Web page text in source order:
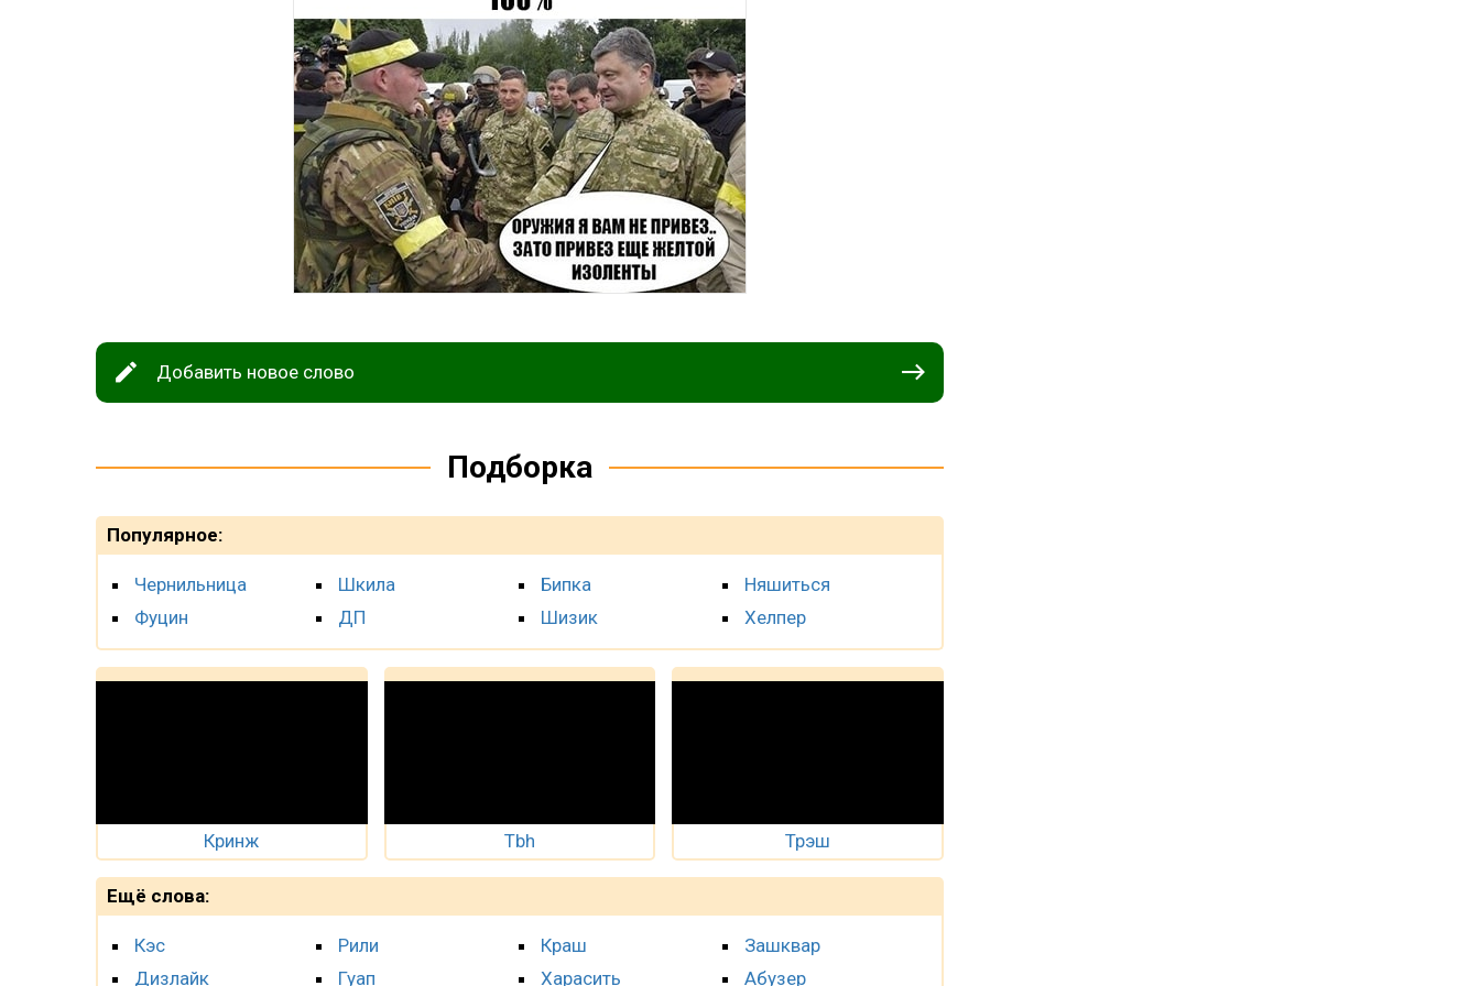
Добавить новое слово
Подборка
Популярное:
Чернильница
Фуцин
Шкила
ДП
Бипка
Шизик
Няшиться
Хелпер
Кринж Tbh Трэш
Ещё слова:
Кэс
Дизлайк
Рили
Гуап
Краш
Харасить
Зашквар
Абузер